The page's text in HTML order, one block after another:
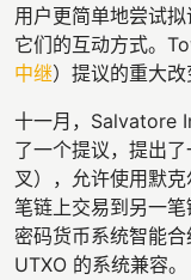
用户更简单地尝试
它们的互动方式。
中继）提议的重大改
十一月，Salvatore
了一个提议，提出
叉），允许使用默
笔链上交易到另一
密码货币系统智能
UTXO 的系统兼容。